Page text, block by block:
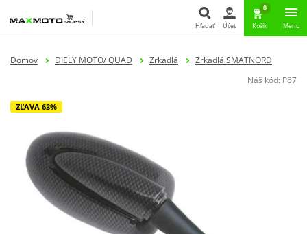
Hľadať
Hľadať Účet
0
Košík Menu
Domov DIELY MOTO/ QUAD Zrkadlá
Zrkadlá SMATNORD
Náš kód: P67
ZĽAVA 63%